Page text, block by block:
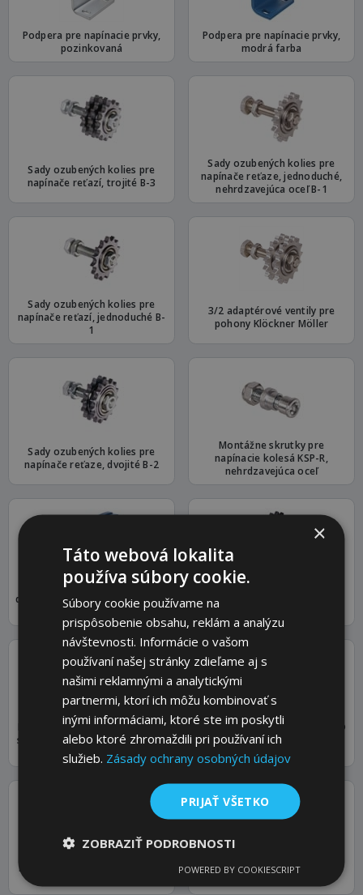
Podpera pre napínacie prvky,
pozinkovaná
Podpera pre napínacie prvky,
modrá farba
Sady ozubených kolies pre
napínače reťazí, trojité B-3
Sady ozubených kolies pre
napínače reťaze, jednoduché,
nehrdzavejúca oceľ B-1
Sady ozubených kolies pre
napínače reťazí, jednoduché B-
1
3/2 adaptérové ​​ventily pre
pohony Klöckner Möller
Sady ozubených kolies pre
napínače reťaze, dvojité B-2
Montážne skrutky pre
napínacie kolesá KSP-R,
nehrdzavejúca oceľ
Sady jazdcov reťazí pre
dvojradové valčekové reťaze B-
2
Napínacie kolesá reťaze KSP-R
s ložiskom, nehrdzavejúca oceľ
B-1
Napínače reťaze SPANN-BOY®
TS, nehrdzavejúca oceľ, B-1, B-
2 a B-3
Napínače reťazí SPANN-BOY®
Napínače reťazí SPANN-BOY®
×
Táto webová lokalita
používa súbory cookie.
Súbory cookie používame na
prispôsobenie obsahu, reklám a analýzu
návštevnosti. Informácie o vašom
používaní našej stránky zdieľame aj s
našimi reklamnými a analytickými
partnermi, ktorí ich môžu kombinovať s
inými informáciami, ktoré ste im poskytli
alebo ktoré zhromaždili pri používaní ich
služieb. Zásady ochrany osobných údajov
PRIJAŤ VŠETKO
ZOBRAZIŤ PODROBNOSTI
POWERED BY COOKIESCRIPT